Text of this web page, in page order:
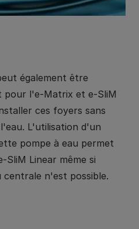
également être
pour l'e-Matrix et e-SliM
ces foyers sans
L'utilisation d'un
pompe à eau permet
Linear même si
n'est possible.